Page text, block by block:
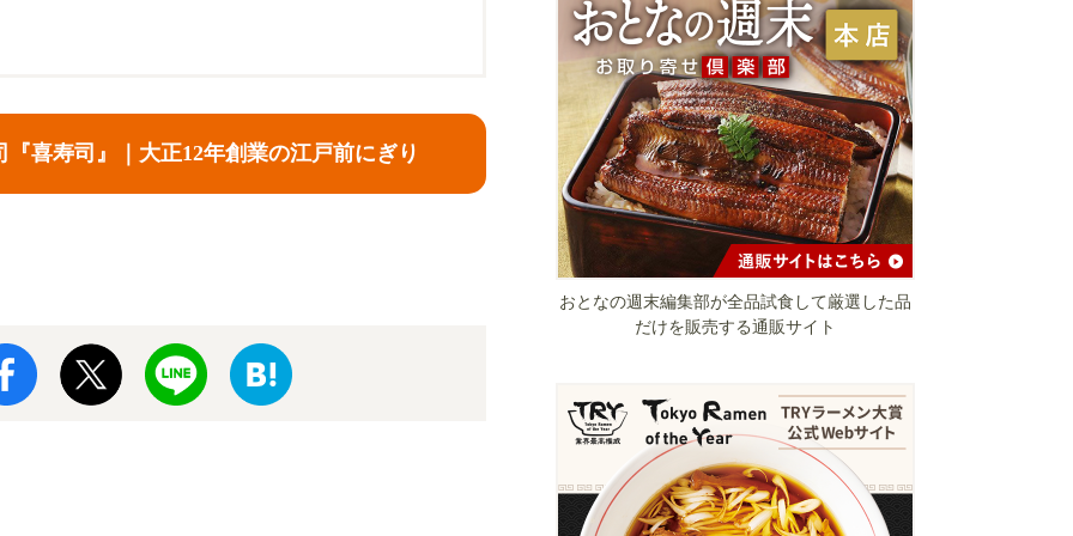
『喜寿司』｜大正12年創業の江戸前にぎり
おとなの週末編集部が全品試食して厳選した品
だけを販売する通販サイト